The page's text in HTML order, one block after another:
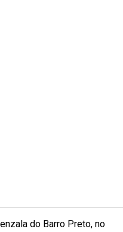
do Barro Preto, no